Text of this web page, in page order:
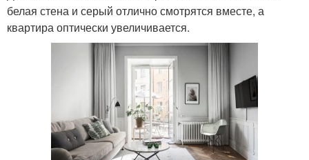
белая стена и серый отлично смотрятся вместе, а
квартира оптически увеличивается.